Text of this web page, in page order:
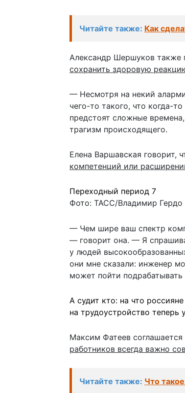
Читайте также: Как
Александр Шершуков также
сохранить здоровую
— Несмотря на некий
чего-то такого, что когда-
предстоят сложные
трагизм происходящего.
Елена Варшавская говорит,
компетенций или
Переходный период 7
Фото: ТАСС/Владимир Гердо
— Чем шире ваш спектр
— говорит она. — Я
у людей
они мне сказали: инженер
может пойти
А судит кто: на что
на трудоустройство
Максим Фатеев
работников всегда важно
Читайте также: Что